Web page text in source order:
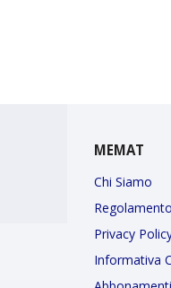
MEMAT
Chi Siamo
Regolamento
Privacy
Informativa